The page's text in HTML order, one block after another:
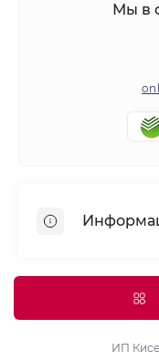
Мы в
Доставка
Политика ИП